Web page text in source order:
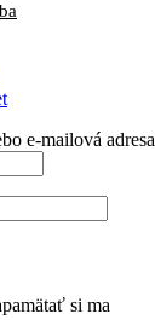
e-mailová adresa
si ma